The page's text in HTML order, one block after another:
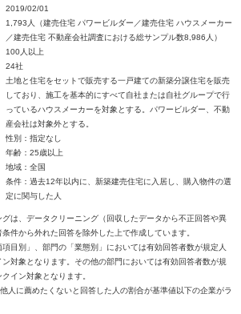
2019/02/01
1,793人（建売住宅 パワービルダー／建売住宅 ハウスメーカー
／建売住宅 不動産会社調査における総サンプル数8,986人）
100人以上
24社
土地と住宅をセットで販売する一戸建ての新築分譲住宅を販売
しており、施工を基本的にすべて自社または自社グループで行
っているハウスメーカーを対象とする。パワービルダー、不動
産会社は対象外とする。
性別：指定なし
年齢：25歳以上
地域：全国
条件：過去12年以内に、新築建売住宅に入居し、購入物件の選
定に関与した人
は、データクリーニング（回収したデータから不正回答や異
件から外れた回答を除外した上で作成しています。
目別」、部門の「業態別」においては有効回答者数が規定人
対象となります。その他の部門においては有効回答者数が規
イン対象となります。
人に薦めたくないと回答した人の割合が基準値以下の企業がラ